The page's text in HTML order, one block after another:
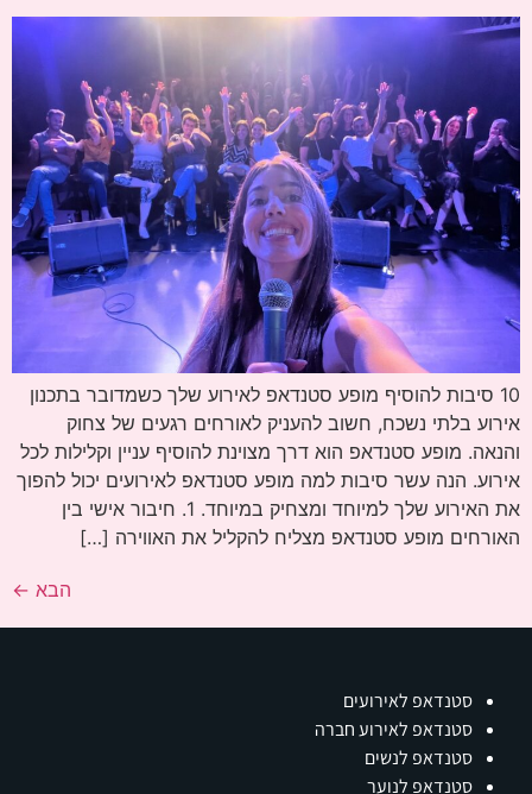
10 סיבות להוסיף מופע סטנדאפ לאירוע שלך כשמדובר בתכנון
אירוע בלתי נשכח, חשוב להעניק לאורחים רגעים של צחוק
והנאה. מופע סטנדאפ הוא דרך מצוינת להוסיף עניין וקלילות לכל
אירוע. הנה עשר סיבות למה מופע סטנדאפ לאירועים יכול להפוך
את האירוע שלך למיוחד ומצחיק במיוחד. 1. חיבור אישי בין
האורחים מופע סטנדאפ מצליח להקליל את האווירה […]
הבא ←
סטנדאפ לאירועים
סטנדאפ לאירוע חברה
סטנדאפ לנשים
סטנדאפ לנוער